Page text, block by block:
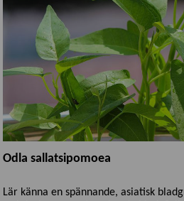
Odla sallatsipomoea
Lär känna en spännande, asiatisk